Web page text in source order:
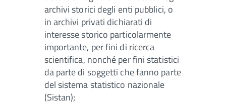
archivi storici degli enti pubblici, o
in archivi privati dichiarati di
interesse storico particolarmente
importante, per fini di ricerca
scientifica, nonché per fini statistici
da parte di soggetti che fanno parte
del sistema statistico nazionale
(Sistan);